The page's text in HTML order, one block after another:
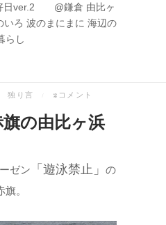
日ver.2 @鎌倉 由比ヶ
いろ 波のまにまに 海辺の
らし
独り言 2コメント
の由比ヶ浜
ゼン 「遊泳禁止」 の
旗。